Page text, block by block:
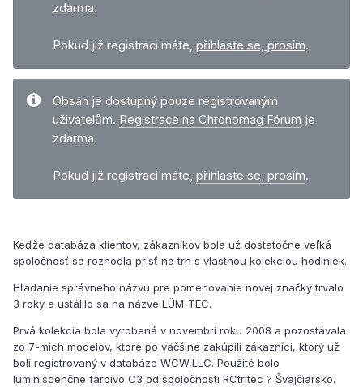
zdarma.
Pokud již registraci máte, přihlaste se, prosím.
Obsah je dostupný pouze registrovaným
uživatelům. Registrace na Chronomag Fórum je
zdarma.
Pokud již registraci máte, přihlaste se, prosím.
Keďže databáza klientov, zákazníkov bola už dostatočne veľká
spoločnosť sa rozhodla prísť na trh s vlastnou kolekciou hodiniek.
Hľadanie správneho názvu pre pomenovanie novej značky trvalo
3 roky a ustálilo sa na názve LÜM-TEC.
Prvá kolekcia bola vyrobená v novembri roku 2008 a pozostávala
zo 7-mich modelov, ktoré po väčšine zakúpili zákazníci, ktorý už
boli registrovaný v databáze WCW,LLC. Použité bolo
luminiscenčné farbivo C3 od spoločnosti RCtritec ? Švajčiarsko.